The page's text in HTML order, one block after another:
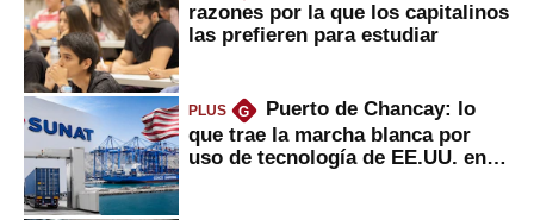
razones por la que los capitalinos
las prefieren para estudiar
PLUS G
Puerto de Chancay: lo
que trae la marcha blanca por
uso de tecnología de EE.UU. en